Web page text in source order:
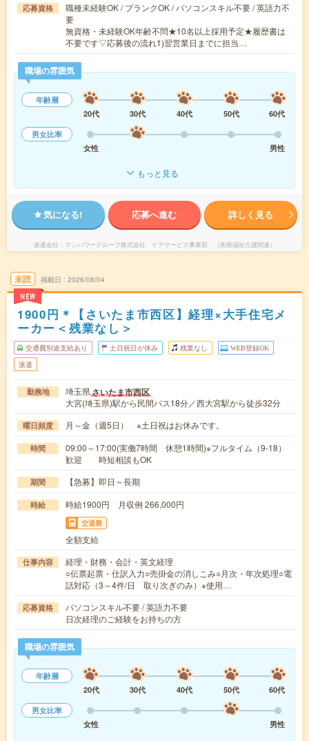
応募資格
職種未経験OK / ブランクOK / パソコンスキル不要 / 英語力不
要
無資格・未経験OK年齢不問★10名以上採用予定★履歴書は
不要です▽応募後の流れ1)翌営業日までに担当…
職場の雰囲気
年齢層
20代
30代 40代 50代
60代
男女比率
女性
男性
もっと見る
気になる! 応募へ進む 詳しく見る
派遣会社 マンパワーグループ株式会社 ケアサービス事業部 （医療福祉介護関連）
未読
NEW
掲載日 2026/08/04
1900円＊【さいたま市西区】経理×大手住宅メ
ーカー＜残業なし＞
交通費別途支給あり 土日祝日が休み 残業なし WEB登録OK
派遣
勤務地 埼玉県さいたま市西区
大宮(埼玉県)駅から民間バス18分／西大宮駅から徒歩32分
曜日頻度 月～金（週5日） ※土日祝はお休みです。
時間
09:00～17:00(実働7時間 休憩1時間)※フルタイム（9-18）
歓迎 時短相談もOK
期間 【急募】即日～長期
時給 時給1900円 月収例 266,000円
交通費
全額支給
仕事内容
経理・財務・会計・英文経理
○伝票起票・仕訳入力○売掛金の消しこみ○月次・年次処理○電
話対応（3～4件/日 取り次ぎのみ）※使用…
応募資格
パソコンスキル不要 / 英語力不要
日次経理のご経験をお持ちの方
職場の雰囲気
年齢層
20代
30代 40代 50代
60代
男女比率
女性
男性